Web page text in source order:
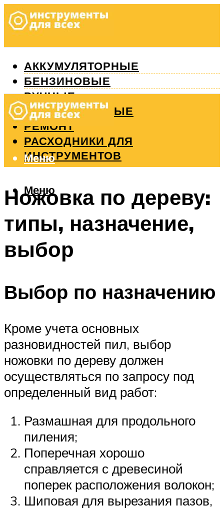
АККУМУЛЯТОРНЫЕ
БЕНЗИНОВЫЕ
РУЧНЫЕ
ИЗМЕРИТЕЛЬНЫЕ
РЕМОНТ
РАСХОДНИКИ ДЛЯ
ИНСТРУМЕНТОВ
Меню
Меню
Ножовка по дереву:
типы, назначение,
выбор
Выбор по назначению
Кроме учета основных
разновидностей пил, выбор
ножовки по дереву должен
осуществляться по запросу под
определенный вид работ:
Размашная для продольного
пиления;
Поперечная хорошо
справляется с древесиной
поперек расположения волокон;
Шиповая для вырезания пазов,